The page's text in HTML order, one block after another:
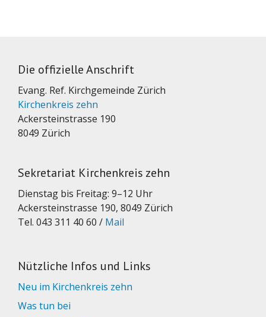
Die offizielle Anschrift
Evang. Ref. Kirchgemeinde Zürich
Kirchenkreis zehn
Ackersteinstrasse 190
8049 Zürich
Sekretariat Kirchenkreis zehn
Dienstag bis Freitag: 9–12 Uhr
Ackersteinstrasse 190, 8049 Zürich
Tel. 043 311 40 60 / Mail
Nützliche Infos und Links
Neu im Kirchenkreis zehn
Was tun bei